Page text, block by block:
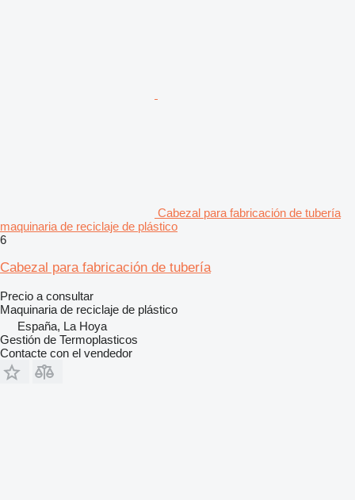
Cabezal para fabricación de tubería
maquinaria de reciclaje de plástico
6
Cabezal para fabricación de tubería
Precio a consultar
Maquinaria de reciclaje de plástico
España, La Hoya
Gestión de Termoplasticos
Contacte con el vendedor